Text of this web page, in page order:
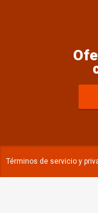
Términos de servicio y